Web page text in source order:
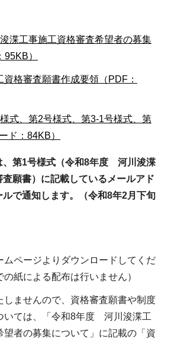
渫工事施工資格審査希望者の募集
）
格審査願書作成要領（PDF：
式、第2号様式、第3-1号様式、第
ド：84KB）
、第1号様式（令和8年度 河川浚渫
願書） に記載しているメールアド
ルで通知します。（令和8年2月下旬
ムページよりダウンロードしてくだ
紙による配布は行いません）
しませんので、資格審査願書や制度
いては、「令和8年度 河川浚渫工
望者の募集について」に記載の「資